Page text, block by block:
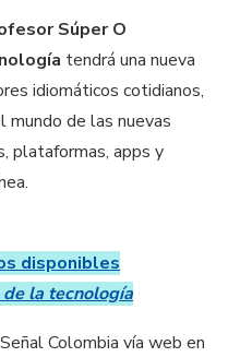
Súper O
tendrá una nueva
idiomáticos cotidianos,
mundo de las nuevas
plataformas, apps y
disponibles
la tecnología
Colombia vía web en